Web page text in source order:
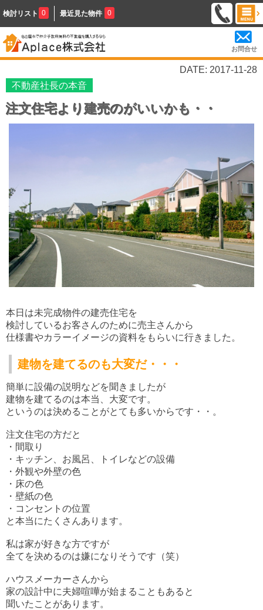
検討リスト 0 最近見た物件 0
お問合せ
DATE: 2017-11-28
不動産社長の本音
注文住宅より建売のがいいかも・・
本日は未完成物件の建売住宅を
検討しているお客さんのために売主さんから
仕様書やカラーイメージの資料をもらいに行きました。
建物を建てるのも大変だ・・・
簡単に設備の説明などを聞きましたが
建物を建てるのは本当、大変です。
というのは決めることがとても多いからです・・。
注文住宅の方だと
・間取り
・キッチン、お風呂、トイレなどの設備
・外観や外壁の色
・床の色
・壁紙の色
・コンセントの位置
と本当にたくさんあります。
私は家が好きな方ですが
全てを決めるのは嫌になりそうです（笑）
ハウスメーカーさんから
家の設計中に夫婦喧嘩が始まることもあると
聞いたことがあります。